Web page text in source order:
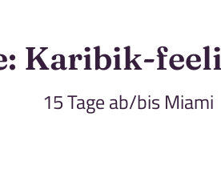
Karibik-
15 Tage ab/bis Miami